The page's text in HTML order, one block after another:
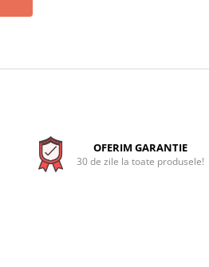
OFERIM GARANTIE
30 de zile la toate produsele!